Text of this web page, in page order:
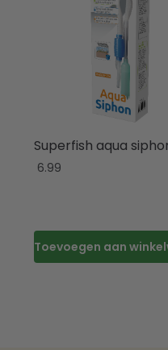
Superfish aqua
6.99
Toevoegen aan